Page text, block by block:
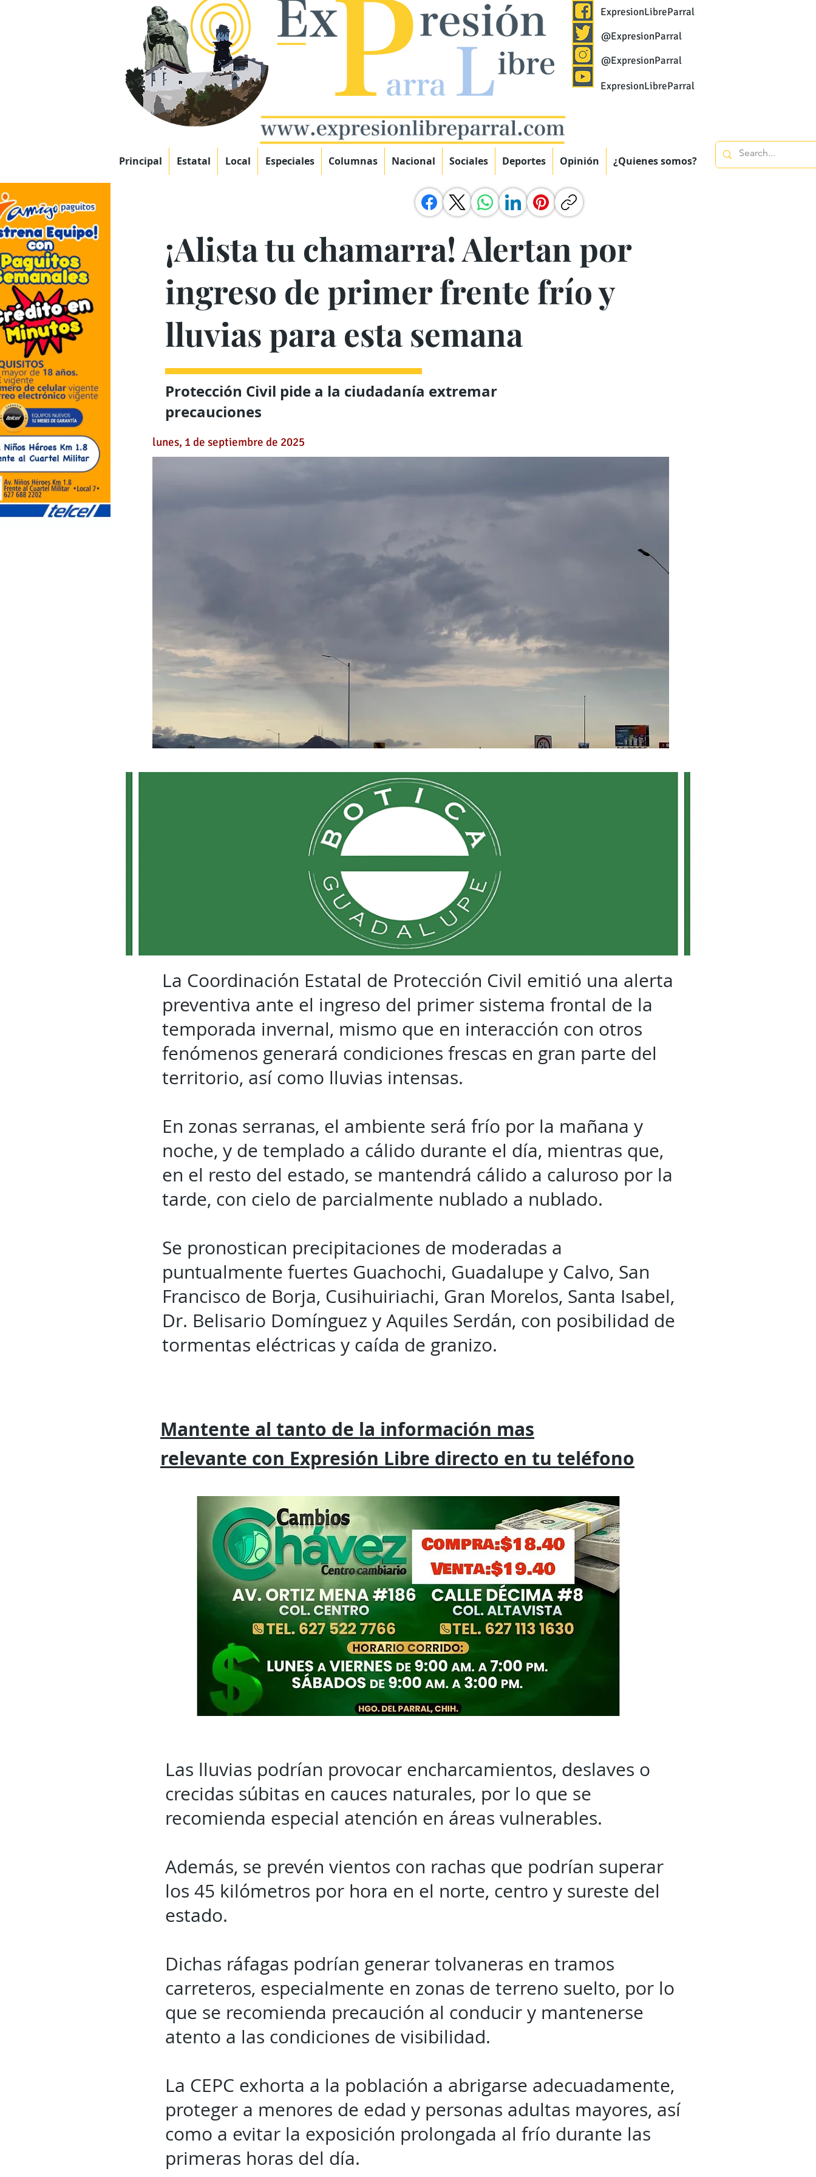
ExpresionLibreParral
@ExpresionParral
@ExpresionParral
ExpresionLibreParral
Principal Estatal Local Especiales Columnas Nacional Sociales Deportes Opinión ¿Quienes somos?
¡Alista tu chamarra! Alertan por
ingreso de primer frente frío y
lluvias para esta semana
Protección Civil pide a la ciudadanía extremar
precauciones
lunes, 1 de septiembre de 2025
La Coordinación Estatal de Protección Civil emitió una alerta
preventiva ante el ingreso del primer sistema frontal de la
temporada invernal, mismo que en interacción con otros
fenómenos generará condiciones frescas en gran parte del
territorio, así como lluvias intensas.
En zonas serranas, el ambiente será frío por la mañana y
noche, y de templado a cálido durante el día, mientras que,
en el resto del estado, se mantendrá cálido a caluroso por la
tarde, con cielo de parcialmente nublado a nublado.
Se pronostican precipitaciones de moderadas a
puntualmente fuertes Guachochi, Guadalupe y Calvo, San
Francisco de Borja, Cusihuiriachi, Gran Morelos, Santa Isabel,
Dr. Belisario Domínguez y Aquiles Serdán, con posibilidad de
tormentas eléctricas y caída de granizo.
Mantente al tanto de la información mas
relevante con Expresión Libre directo en tu teléfono
Las lluvias podrían provocar encharcamientos, deslaves o
crecidas súbitas en cauces naturales, por lo que se
recomienda especial atención en áreas vulnerables.
Además, se prevén vientos con rachas que podrían superar
los 45 kilómetros por hora en el norte, centro y sureste del
estado.
Dichas ráfagas podrían generar tolvaneras en tramos
carreteros, especialmente en zonas de terreno suelto, por lo
que se recomienda precaución al conducir y mantenerse
atento a las condiciones de visibilidad.
La CEPC exhorta a la población a abrigarse adecuadamente,
proteger a menores de edad y personas adultas mayores, así
como a evitar la exposición prolongada al frío durante las
primeras horas del día.